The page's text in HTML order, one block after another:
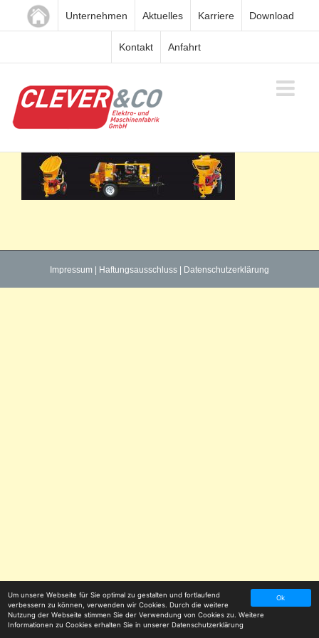
Unternehmen Aktuelles Karriere Download
Kontakt Anfahrt
Impressum Haftungsausschluss Datenschutzerklärung
Ok
Um unsere Webseite für Sie optimal zu gestalten und fortlaufend
verbessern zu können, verwenden wir Cookies. Durch die weitere
Nutzung der Webseite stimmen Sie der Verwendung von Cookies zu. Weitere
Informationen zu Cookies erhalten Sie in unserer Datenschutzerklärung